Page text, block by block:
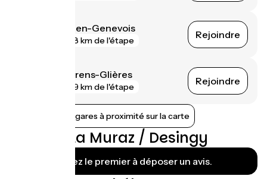
Saint-Julien-en-Genevois
8 km de l'étape Rejoindre
Groisy - Thorens-Glières
9 km de l'étape Rejoindre
Afficher les gares à proximité sur la carte
Avis sur La Muraz / Desingy
Soyez le premier à déposer un avis.